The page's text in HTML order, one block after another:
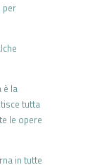
per
è la
tutta
le opere
in tutte